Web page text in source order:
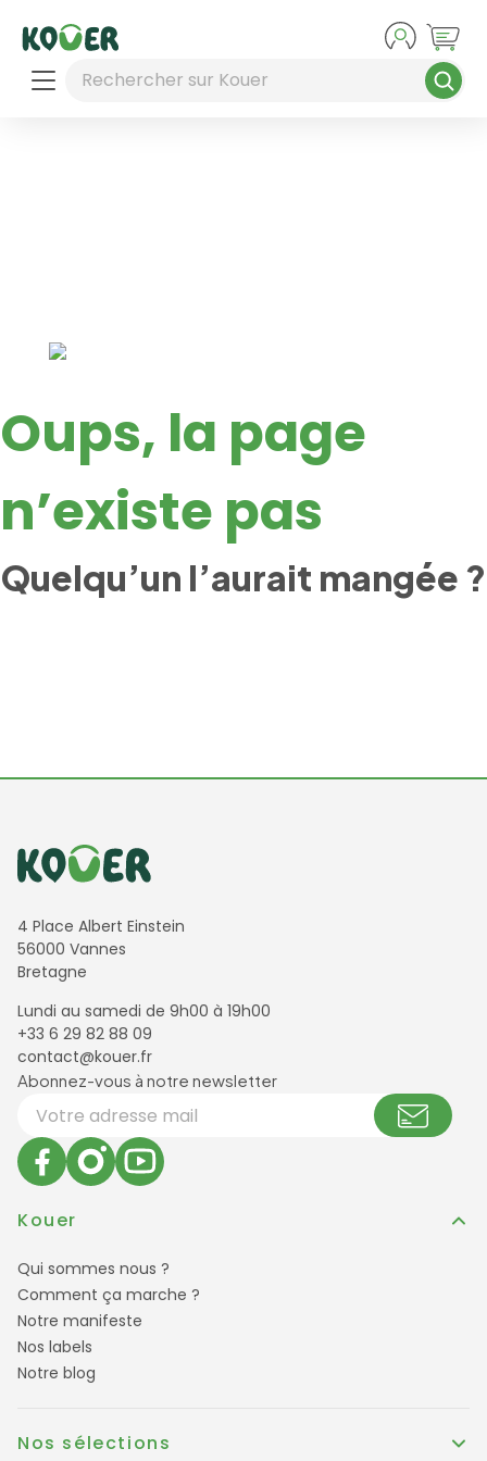
Rechercher sur Kouer
Oups, la page
n’existe pas
Quelqu’un l’aurait mangée ?
Informations de contact
4 Place Albert Einstein
56000 Vannes
Bretagne
Lundi au samedi de 9h00 à 19h00
+33 6 29 82 88 09
contact@kouer.fr
Newsletter et réseaux sociaux
Abonnez-vous à notre newsletter
Votre adresse email
Kouer
Qui sommes nous ?
Comment ça marche ?
Notre manifeste
Nos labels
Notre blog
Nos sélections